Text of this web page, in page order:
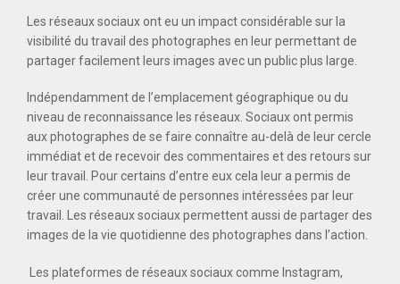
Les réseaux sociaux ont eu un impact considérable sur la
visibilité du travail des photographes en leur permettant de
partager facilement leurs images avec un public plus large.
Indépendamment de l’emplacement géographique ou du
niveau de reconnaissance les réseaux. Sociaux ont permis
aux photographes de se faire connaître au-delà de leur cercle
immédiat et de recevoir des commentaires et des retours sur
leur travail. Pour certains d’entre eux cela leur a permis de
créer une communauté de personnes intéressées par leur
travail. Les réseaux sociaux permettent aussi de partager des
images de la vie quotidienne des photographes dans l’action.
Les plateformes de réseaux sociaux comme Instagram,